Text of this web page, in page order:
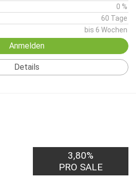
0 %
60 Tage
bis 6 Wochen
Anmelden
Details
3,80%
PRO SALE